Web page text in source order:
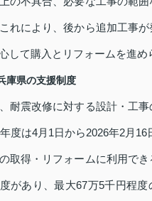
れにより、後から追加工事
して購入とリフォームを進め
庫県の支援制度
耐震改修に対する設計・工事
度は4月1日から2026年2月16
取得・リフォームに利用でき
があり、最大67万5千円程度